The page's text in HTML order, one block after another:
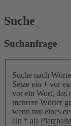
Suche
Suchanfrage
Suche nach
Setze ein + vor
vor ein Wort, das
mehrere Wörter
wenn nur eines
ein * als